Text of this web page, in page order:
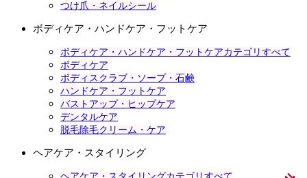
つけ爪・ネイルシール
ボディケア・ハンドケア・フットケア
ボディケア・ハンドケア・フットケアカテゴリすべて
ボディケア
ボディスクラブ・ソープ・石鹸
ハンドケア・フットケア
バストアップ・ヒップケア
デンタルケア
脱毛除毛クリーム・ケア
ヘアケア・スタイリング